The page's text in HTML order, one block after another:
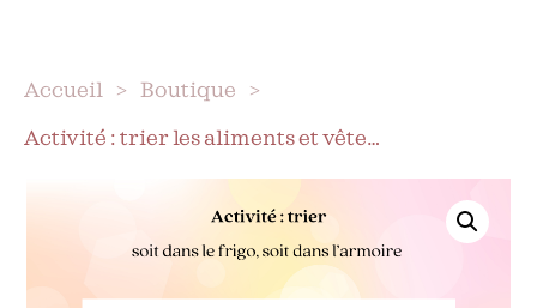
Accueil > Boutique
>
Activité : trier les aliments et vêtements